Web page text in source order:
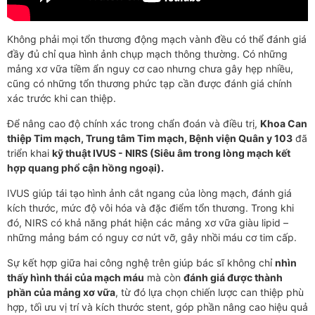
Không phải mọi tổn thương động mạch vành đều có thể đánh giá
đầy đủ chỉ qua hình ảnh chụp mạch thông thường. Có những
mảng xơ vữa tiềm ẩn nguy cơ cao nhưng chưa gây hẹp nhiều,
cũng có những tổn thương phức tạp cần được đánh giá chính
xác trước khi can thiệp.
Để nâng cao độ chính xác trong chẩn đoán và điều trị, Khoa Can
thiệp Tim mạch, Trung tâm Tim mạch, Bệnh viện Quân y 103 đã
triển khai kỹ thuật IVUS - NIRS (Siêu âm trong lòng mạch kết
hợp quang phổ cận hồng ngoại).
IVUS giúp tái tạo hình ảnh cắt ngang của lòng mạch, đánh giá
kích thước, mức độ vôi hóa và đặc điểm tổn thương. Trong khi
đó, NIRS có khả năng phát hiện các mảng xơ vữa giàu lipid –
những mảng bám có nguy cơ nứt vỡ, gây nhồi máu cơ tim cấp.
Sự kết hợp giữa hai công nghệ trên giúp bác sĩ không chỉnhìn
thấy hình thái của mạch máu mà còn đánh giá được thành
phần của mảng xơ vữa, từ đó lựa chọn chiến lược can thiệp phù
hợp, tối ưu vị trí và kích thước stent, góp phần nâng cao hiệu quả